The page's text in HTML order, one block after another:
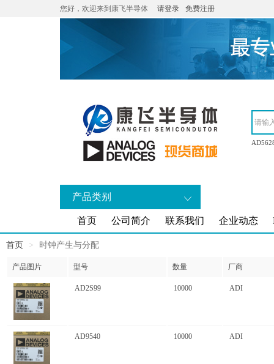
您好，欢迎来到康飞半导体 请登录 免费注册
产品类别
首页 公司简介 联系我们 企业动态
首页 时钟产生与分配
产品图片 型号 数量 厂商
AD2S99 10000 ADI
AD9540 10000 ADI